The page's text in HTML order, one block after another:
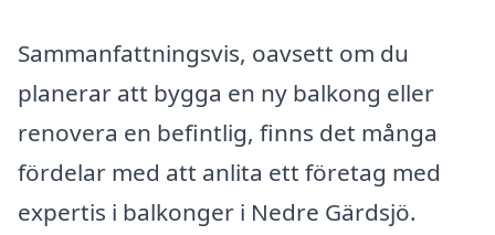
Sammanfattningsvis, oavsett om du
planerar att bygga en ny balkong eller
renovera en befintlig, finns det många
fördelar med att anlita ett företag med
expertis i balkonger i Nedre Gärdsjö.